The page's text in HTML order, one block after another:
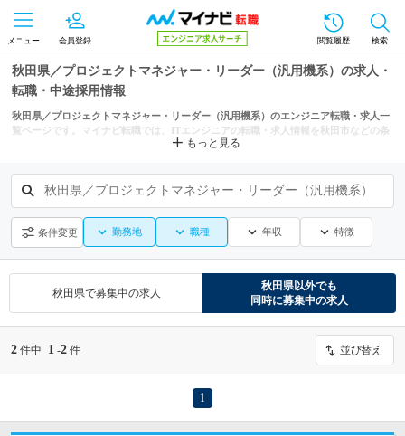
メニュー 会員登録 閲覧履歴 検索
秋田県／プロジェクトマネジャー・リーダー（汎用機系）の求人・
転職・中途採用情報
秋田県／プロジェクトマネジャー・リーダー（汎用機系）のエンジニア転職・求人一
覧ページです。マイナビ転職では、ITエンジニアの転職・求人情報を秋田市などの条
もっと見る
秋田県／プロジェクトマネジャー・リーダー（汎用機系）
条件変更 勤務地 職種 年収 特徴
秋田県で募集中の求人
秋田県以外でも
同時に募集中の求人
2 件中 1 -2 件 並び替え
1